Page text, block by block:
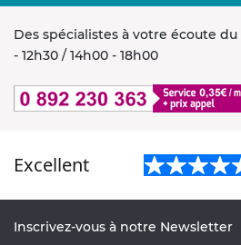
Des spécialistes à votre écoute
- 12h30 / 14h00 - 18h00
Excellent
Inscrivez-vous à notre Newsletter